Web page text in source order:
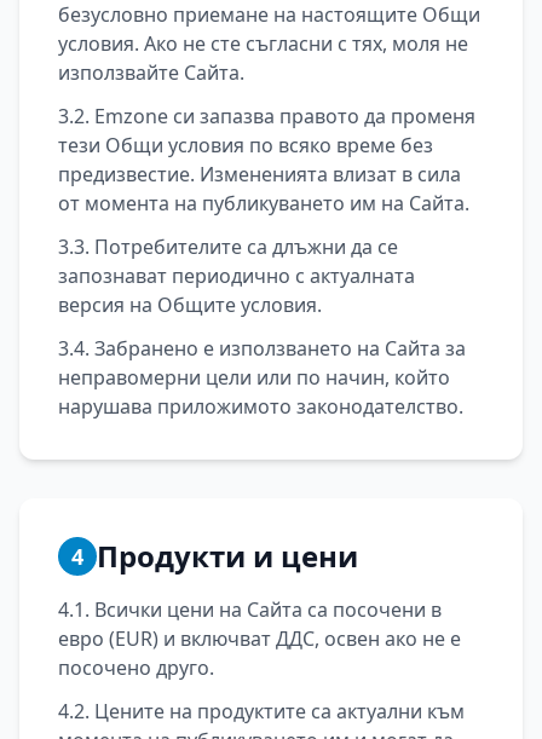
безусловно приемане на настоящите Общи
условия. Ако не сте съгласни с тях, моля не
използвайте Сайта.
3.2. Emzone си запазва правото да променя
тези Общи условия по всяко време без
предизвестие. Измененията влизат в сила
от момента на публикуването им на Сайта.
3.3. Потребителите са длъжни да се
запознават периодично с актуалната
версия на Общите условия.
3.4. Забранено е използването на Сайта за
неправомерни цели или по начин, който
нарушава приложимото законодателство.
4 Продукти и цени
4.1. Всички цени на Сайта са посочени в
евро (EUR) и включват ДДС, освен ако не е
посочено друго.
4.2. Цените на продуктите са актуални към